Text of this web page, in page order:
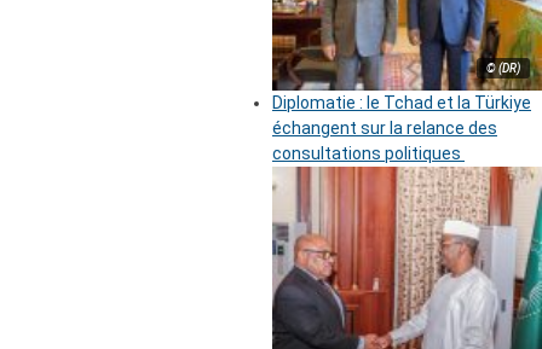
© (DR)
Diplomatie : le Tchad et la Türkiye
échangent sur la relance des
consultations politiques